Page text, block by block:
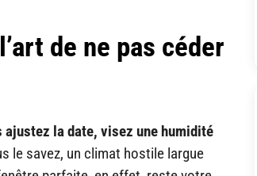
de ne pas céder
ajustez la date, visez une humidité
le savez, un climat hostile largue